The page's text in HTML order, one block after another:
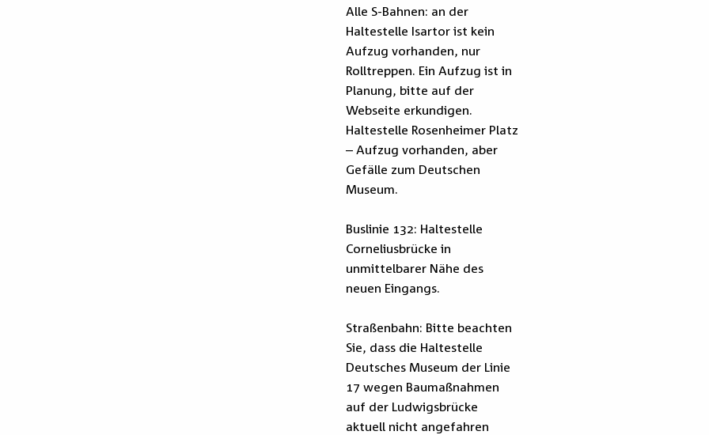
Alle S-Bahnen: an der
Haltestelle Isartor ist kein
Aufzug vorhanden, nur
Rolltreppen. Ein Aufzug ist in
Planung, bitte auf der
Webseite erkundigen.
Haltestelle Rosenheimer Platz
– Aufzug vorhanden, aber
Gefälle zum Deutschen
Museum.
Buslinie 132: Haltestelle
Corneliusbrücke in
unmittelbarer Nähe des
neuen Eingangs.
Straßenbahn: Bitte beachten
Sie, dass die Haltestelle
Deutsches Museum der Linie
17 wegen Baumaßnahmen
auf der Ludwigsbrücke
aktuell nicht angefahren